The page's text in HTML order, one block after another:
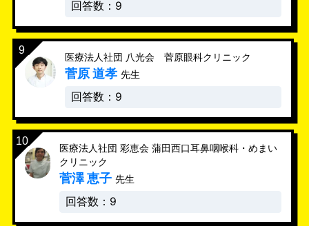
回答数：9
医療法人社団 八光会 菅原眼科クリニック
菅原 道孝 先生
回答数：9
医療法人社団 彩恵会 蒲田西口耳鼻咽喉科・めまい
クリニック
菅澤 恵子 先生
回答数：9